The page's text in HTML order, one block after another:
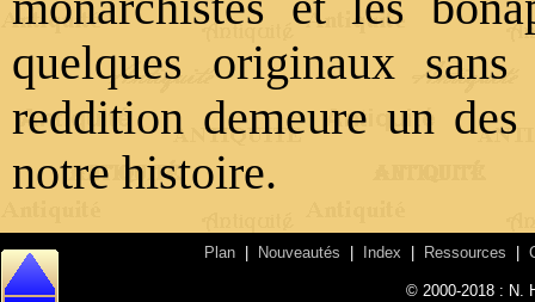
quelques originaux
reddition demeure un
notre histoire.
Plan Nouveautés Index Ressources
© 2000-2018 : N.